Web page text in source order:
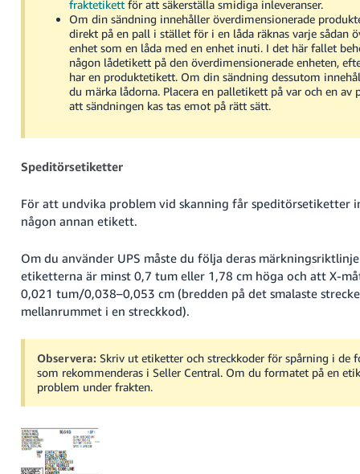
fraktetikettför att säkerställa smidiga inleveranser.
Om din sändning innehåller överdimensionerade
direkt på en pall i stället för i en låda räknas varje sådan
enhet som en låda med en enhet inuti. I det här fallet
någon lådetikett på den överdimensionerade enheten,
har en produktetikett. Om din sändning dessutom
du märka lådorna. Placera en palletikett på var och en av
att sändningen kas tas emot på rätt sätt.
Speditörsetiketter
För att undvika problem vid skanning får speditörsetiketter
någon annan etikett.
Om du använder UPS måste du följa deras
etiketterna är minst 0,7 tum eller 1,78 cm höga och att X-
0,021 tum/0,038–0,053 cm (bredden på det smalaste
mellanrummet i en streckkod).
Observera: Skriv ut etiketter och streckkoder för spårning i de
som rekommenderas i Seller Central. Om du formatet på en
problem under frakten.